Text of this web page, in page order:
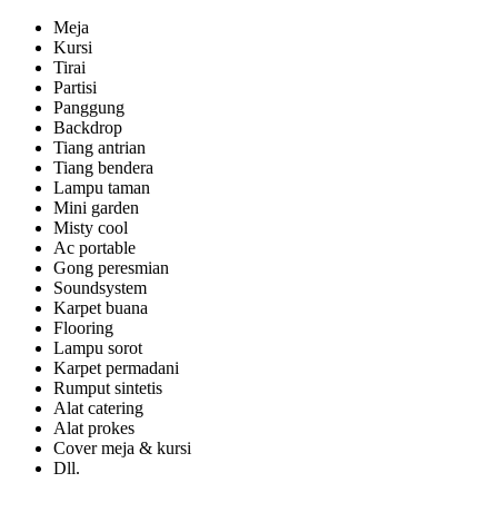
Meja
Kursi
Tirai
Partisi
Panggung
Backdrop
Tiang antrian
Tiang bendera
Lampu taman
Mini garden
Misty cool
Ac portable
Gong peresmian
Soundsystem
Karpet buana
Flooring
Lampu sorot
Karpet permadani
Rumput sintetis
Alat catering
Alat prokes
Cover meja & kursi
Dll.